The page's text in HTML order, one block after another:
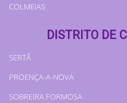
COLMEIAS
DISTRITO DE
SERTÃ
PROENÇA-A-NOVA
SOBREIRA FORMOSA